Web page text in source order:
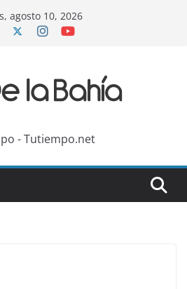
agosto 10, 2026
- Tutiempo.net